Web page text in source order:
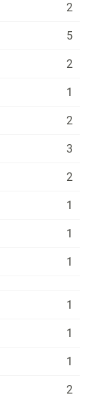
2
5
2
1
2
3
2
1
1
1
1
1
1
2